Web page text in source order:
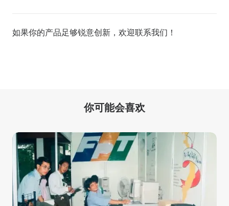
如果你的产品足够锐意创新，欢迎联系我们 ！
你可能会喜欢